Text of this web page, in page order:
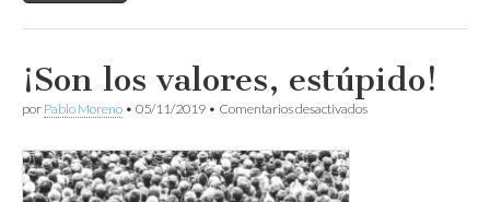
¡Son los valores, estúpido!
por Pablo Moreno • 05/11/2019 • Comentarios desactivadosen